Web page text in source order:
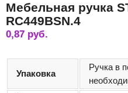
Мебельная ручка
RC449BSN.4
0,87 руб.
Упаковка
Ручка в